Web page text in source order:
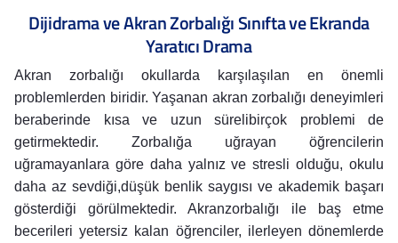
Dijidrama ve Akran Zorbalığı Sınıfta ve Ekranda
Yaratıcı Drama
Akran zorbalığı okullarda karşılaşılan en önemli
problemlerden biridir. Yaşanan akran zorbalığı deneyimleri
beraberinde kısa ve uzun sürelibirçok problemi de
getirmektedir. Zorbalığa uğrayan öğrencilerin
uğramayanlara göre daha yalnız ve stresli olduğu, okulu
daha az sevdiği,düşük benlik saygısı ve akademik başarı
gösterdiği görülmektedir. Akranzorbalığı ile baş etme
becerileri yetersiz kalan öğrenciler, ilerleyen dönemlerde